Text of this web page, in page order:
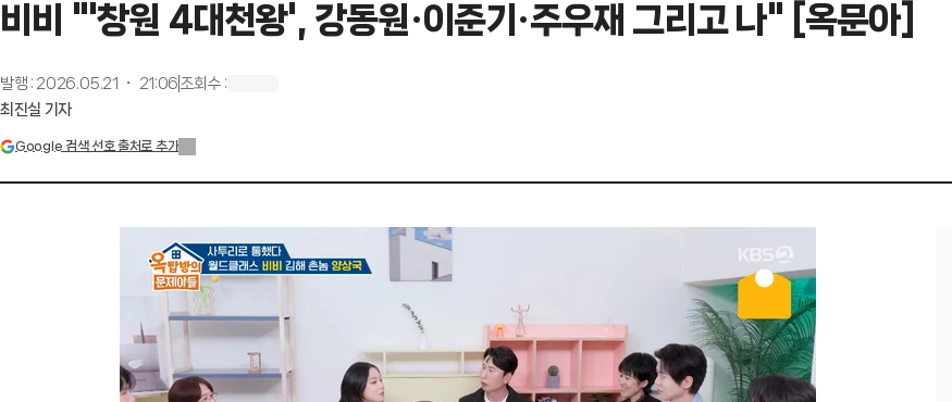
비비 "'창원 4대천왕', 강동원·이준기·주우재 그리고 나" [옥문아]
발행 : 2026.05.21 ・ 21:06 조회수:
최진실 기자
Google 검색 선호 출처로 추가